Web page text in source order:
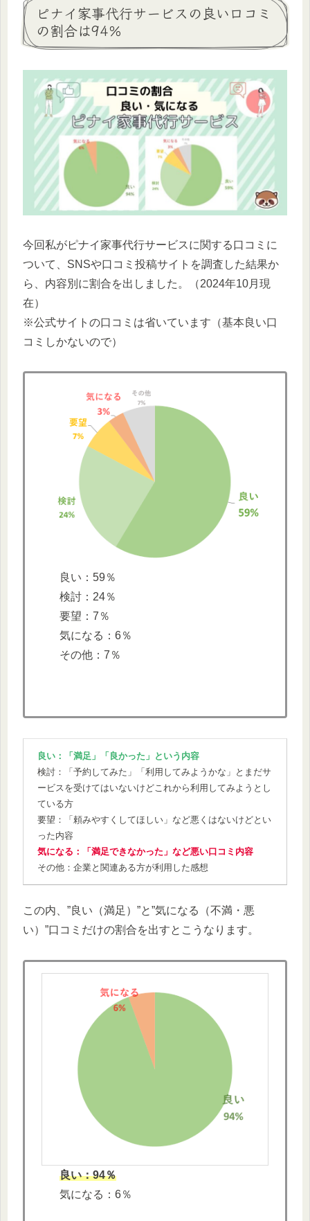
ピナイ家事代行サービスの良い口コミ
の割合は94％
今回私がピナイ家事代行サービスに関する口コミに
ついて、SNSや口コミ投稿サイトを調査した結果か
ら、内容別に割合を出しました。（2024年10月現
在）
※公式サイトの口コミは省いています（基本良い口
コミしかないので）
良い：59％
検討：24％
要望：7％
気になる：6％
その他：7％
良い：「満足」「良かった」という内容
検討：「予約してみた」「利用してみようかな」とまだサ
ービスを受けてはいないけどこれから利用してみようとし
ている方
要望：「頼みやすくしてほしい」など悪くはないけどとい
った内容
気になる：「満足できなかった」など悪い口コミ 内容
その他：企業と関連ある方が利用した感想
この内、”良い（満足）”と”気になる（不満・悪
い）”口コミだけの割合を出すとこうなります。
良い：94％
気になる：6％